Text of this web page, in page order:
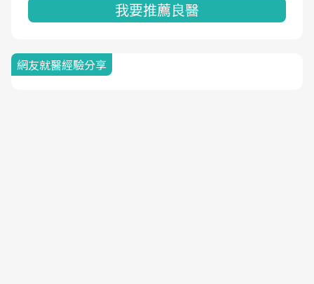
我要推薦良醫
網友就醫經驗分享